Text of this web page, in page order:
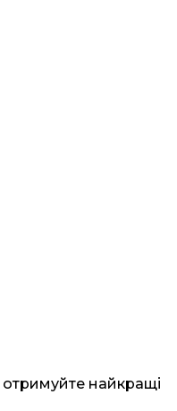
отримуйте найкращі